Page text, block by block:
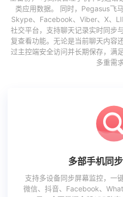
类应用数据。 同时，Pegasus飞
Skype、Facebook、Viber、X、
社交平台，支持聊天记录实时同步
复查看功能。无论是当前聊天内容
过主控端安全访问并长期保存，满
多重需求
多部手机同
支持多设备同步屏幕监控，一
微信、抖音、Facebook、